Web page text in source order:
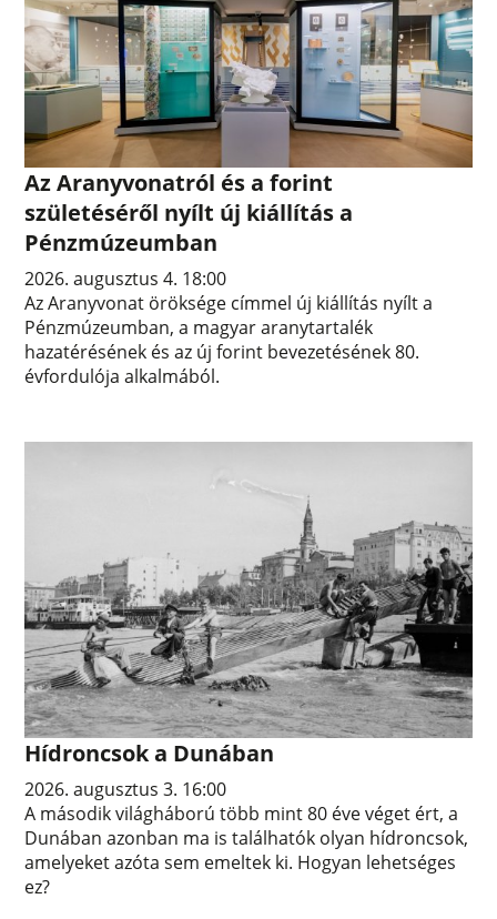
Az Aranyvonatról és a forint
születéséről nyílt új kiállítás a
Pénzmúzeumban
2026. augusztus 4. 18:00
Az Aranyvonat öröksége címmel új kiállítás nyílt a
Pénzmúzeumban, a magyar aranytartalék
hazatérésének és az új forint bevezetésének 80.
évfordulója alkalmából.
Hídroncsok a Dunában
2026. augusztus 3. 16:00
A második világháború több mint 80 éve véget ért, a
Dunában azonban ma is találhatók olyan hídroncsok,
amelyeket azóta sem emeltek ki. Hogyan lehetséges
ez?